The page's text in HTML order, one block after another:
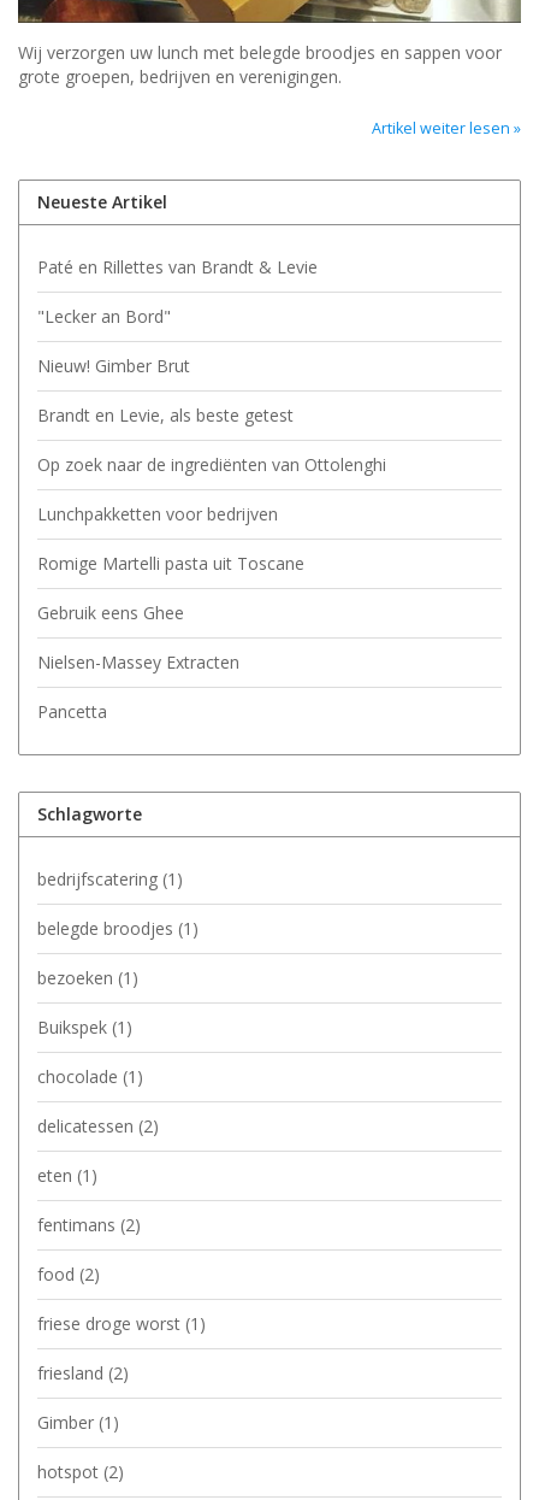
Wij verzorgen uw lunch met belegde broodjes en sappen voor
grote groepen, bedrijven en verenigingen.
Artikel weiter lesen »
Neueste Artikel
Paté en Rillettes van Brandt & Levie
"Lecker an Bord"
Nieuw! Gimber Brut
Brandt en Levie, als beste getest
Op zoek naar de ingrediënten van Ottolenghi
Lunchpakketten voor bedrijven
Romige Martelli pasta uit Toscane
Gebruik eens Ghee
Nielsen-Massey Extracten
Pancetta
Schlagworte
bedrijfscatering (1)
belegde broodjes (1)
bezoeken (1)
Buikspek (1)
chocolade (1)
delicatessen (2)
eten (1)
fentimans (2)
food (2)
friese droge worst (1)
friesland (2)
Gimber (1)
hotspot (2)